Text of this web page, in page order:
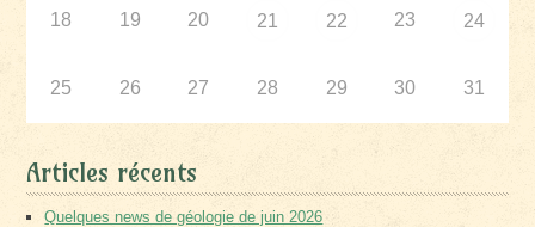
18 19 20 21 22 23 24
25 26 27 28 29 30 31
Articles récents
Quelques news de géologie de juin 2026